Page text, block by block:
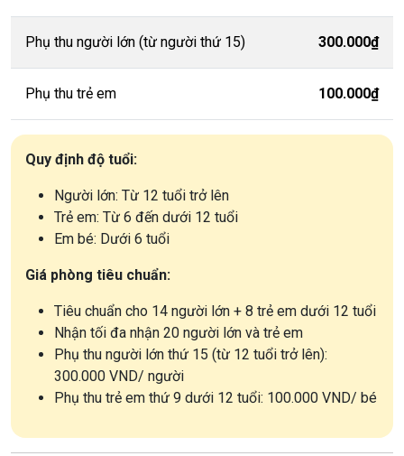
Phụ thu người lớn (từ người thứ 15) 300.000₫
Phụ thu trẻ em 100.000₫
Quy định độ tuổi:
Người lớn: Từ 12 tuổi trở lên
Trẻ em: Từ 6 đến dưới 12 tuổi
Em bé: Dưới 6 tuổi
Giá phòng tiêu chuẩn:
Tiêu chuẩn cho 14 người lớn + 8 trẻ em dưới 12 tuổi
Nhận tối đa nhận 20 người lớn và trẻ em
Phụ thu người lớn thứ 15 (từ 12 tuổi trở lên):
300.000 VND/ người
Phụ thu trẻ em thứ 9 dưới 12 tuổi: 100.000 VND/ bé